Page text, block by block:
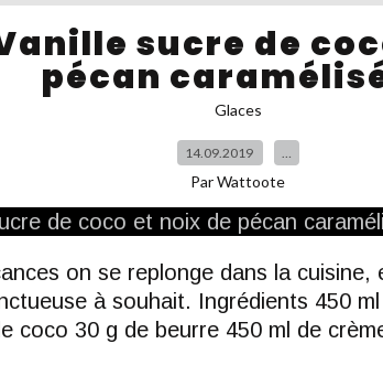
sucre de
pécan
Glaces
14.09.2019 …
Par Wattoote
on se replonge dans la cuisine,
à souhait. Ingrédients 450
coco 30 g de beurre 450 ml de